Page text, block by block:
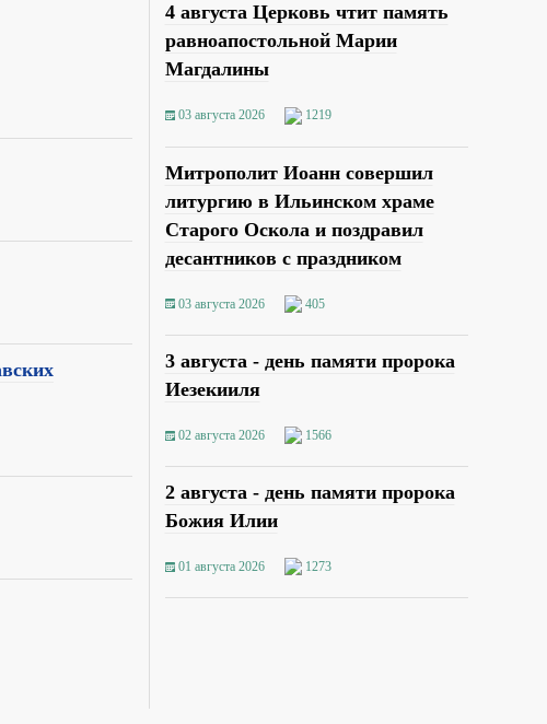
4 августа Церковь чтит память
равноапостольной Марии
Магдалины
03 августа 2026 1219
Митрополит Иоанн совершил
литургию в Ильинском храме
Старого Оскола и поздравил
десантников с праздником
03 августа 2026 405
3 августа - день памяти пророка
Иезекииля
02 августа 2026 1566
2 августа - день памяти пророка
Божия Илии
01 августа 2026 1273